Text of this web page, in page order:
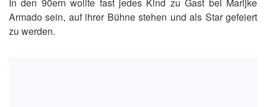
In den 90ern wollte fast jedes Kind zu Gast bei Marijke
Armado sein, auf ihrer Bühne stehen und als Star gefeiert
zu werden.